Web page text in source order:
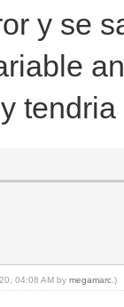
y se
04:08 AM by megamarc .)